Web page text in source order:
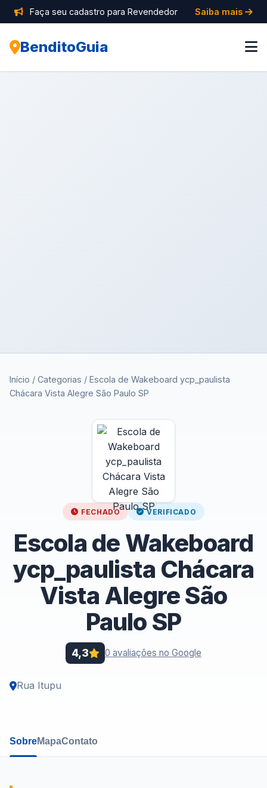
Faça seu cadastro para Revendedor Saiba mais
BenditoGuia
Início / Categorias / Escola de Wakeboard ycp_paulista
Chácara Vista Alegre São Paulo SP
FECHADO VERIFICADO
Escola de Wakeboard
ycp_paulista Chácara
Vista Alegre São
Paulo SP
4,3 0 avaliações no Google
Rua Itupu
SobreMapaContato